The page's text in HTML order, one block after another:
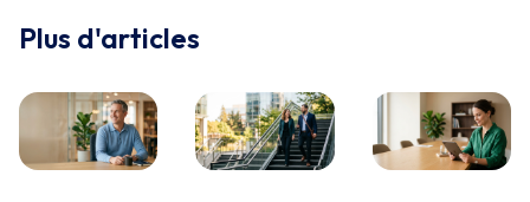
Plus d'articles